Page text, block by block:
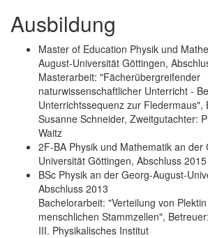
Ausbildung
Master of Education Physik und
August-Universität Göttingen,
Masterarbeit: "Fächerübergreifender
naturwissenschaftlicher Unterricht -
Unterrichtssequenz zur Fledermaus",
Susanne Schneider, Zweitgutachter:
Waitz
2F-BA Physik und Mathematik an der
Universität Göttingen, Abschluss 2015
BSc Physik an der Georg-August-
Abschluss 2013
Bachelorarbeit: "Verteilung von
menschlichen Stammzellen",
III. Physikalisches Institut